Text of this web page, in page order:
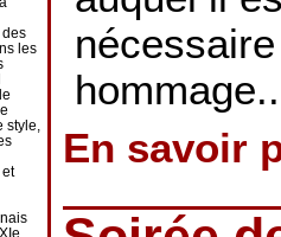
les
style,
En savoir